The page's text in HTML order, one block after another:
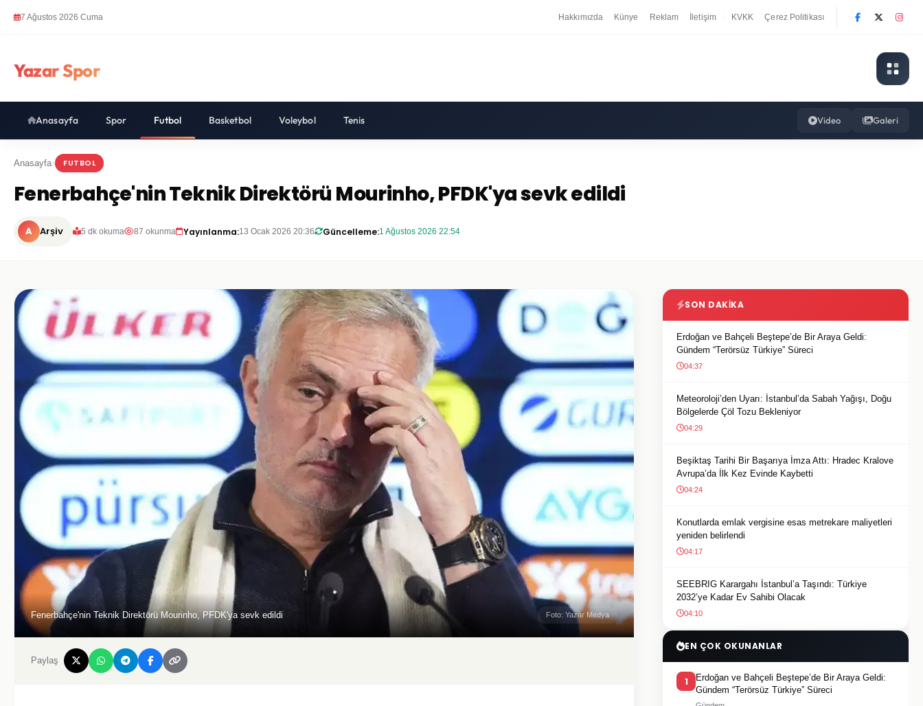
7 Ağustos 2026 Cuma Hakkımızda Künye Reklam İletişim KVKK Çerez Politikası
Yazar Spor
Anasayfa Spor Futbol Basketbol Voleybol Tenis Video Galeri
Anasayfa FUTBOL
Fenerbahçe'nin Teknik Direktörü Mourinho, PFDK'ya sevk edildi
A Arşiv 5 dk okuma 87 okunma Yayınlanma:13 Ocak 2026 20:36 Güncelleme:1 Ağustos 2026 22:54
Fenerbahçe'nin Teknik Direktörü Mourinho, PFDK'ya sevk edildi Foto: Yazar Medya
Paylaş
SON DAKIKA
Erdoğan ve Bahçeli Beştepe’de Bir Araya Geldi:
Gündem “Terörsüz Türkiye” Süreci
04:37
Meteoroloji’den Uyarı: İstanbul’da Sabah Yağışı, Doğu
Bölgelerde Çöl Tozu Bekleniyor
04:29
Beşiktaş Tarihi Bir Başarıya İmza Attı: Hradec Kralove
Avrupa’da İlk Kez Evinde Kaybetti
04:24
Konutlarda emlak vergisine esas metrekare maliyetleri
yeniden belirlendi
04:17
SEEBRIG Karargahı İstanbul’a Taşındı: Türkiye
2032’ye Kadar Ev Sahibi Olacak
04:10
EN ÇOK OKUNANLAR
1
Erdoğan ve Bahçeli Beştepe’de Bir Araya Geldi:
Gündem “Terörsüz Türkiye” Süreci